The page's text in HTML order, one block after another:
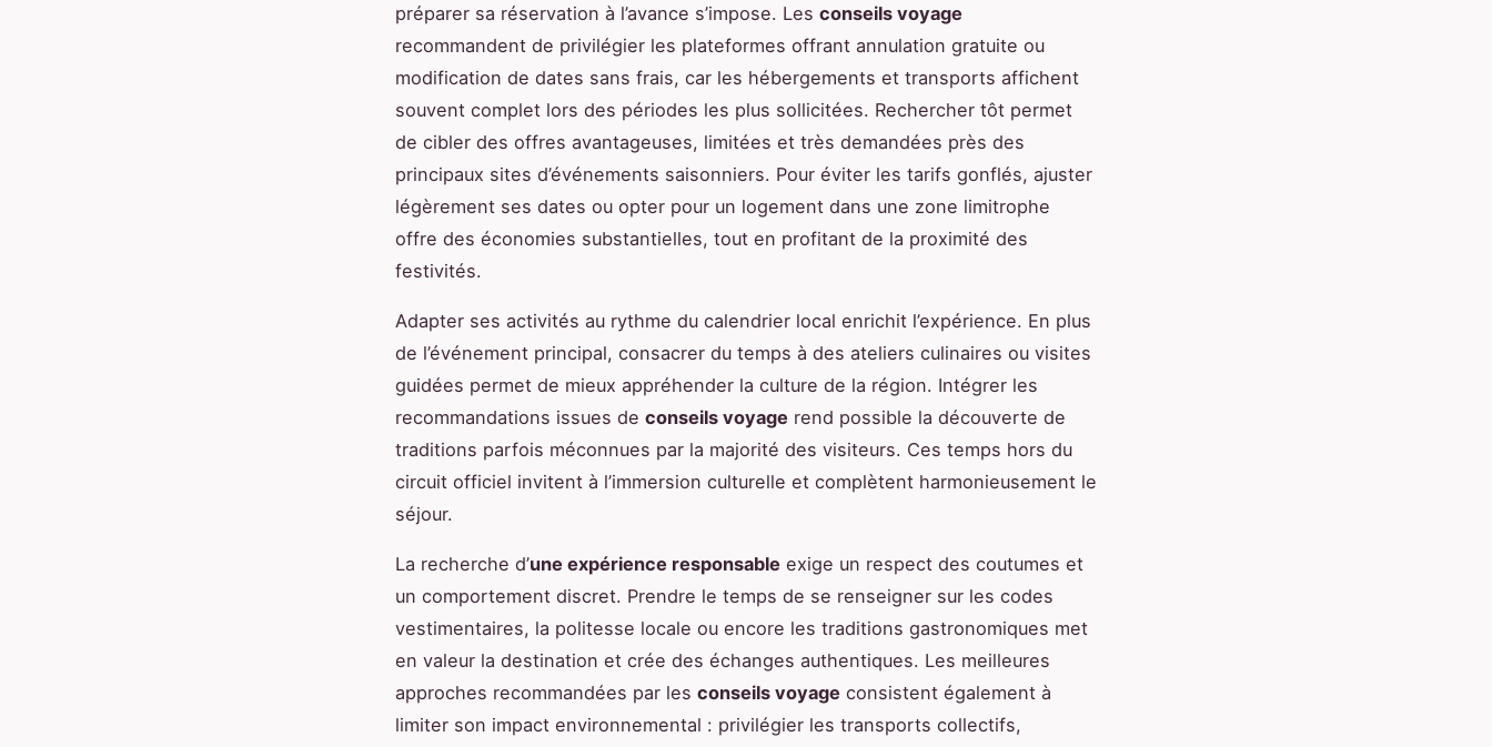
préparer sa réservation à l’avance s’impose. Les conseils voyage
recommandent de privilégier les plateformes offrant annulation gratuite ou
modification de dates sans frais, car les hébergements et transports affichent
souvent complet lors des périodes les plus sollicitées. Rechercher tôt permet
de cibler des offres avantageuses, limitées et très demandées près des
principaux sites d’événements saisonniers. Pour éviter les tarifs gonflés, ajuster
légèrement ses dates ou opter pour un logement dans une zone limitrophe
offre des économies substantielles, tout en profitant de la proximité des
festivités.
Adapter ses activités au rythme du calendrier local enrichit l’expérience. En plus
de l’événement principal, consacrer du temps à des ateliers culinaires ou visites
guidées permet de mieux appréhender la culture de la région. Intégrer les
recommandations issues de conseils voyage rend possible la découverte de
traditions parfois méconnues par la majorité des visiteurs. Ces temps hors du
circuit officiel invitent à l’immersion culturelle et complètent harmonieusement le
séjour.
La recherche d’une expérience responsable exige un respect des coutumes et
un comportement discret. Prendre le temps de se renseigner sur les codes
vestimentaires, la politesse locale ou encore les traditions gastronomiques met
en valeur la destination et crée des échanges authentiques. Les meilleures
approches recommandées par les conseils voyage consistent également à
limiter son impact environnemental : privilégier les transports collectifs,